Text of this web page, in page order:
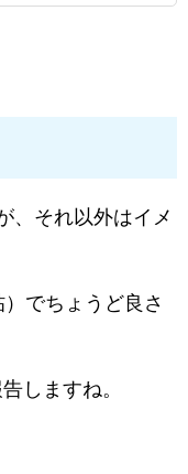
、それ以外はイメ
でちょうど良さ
しますね。